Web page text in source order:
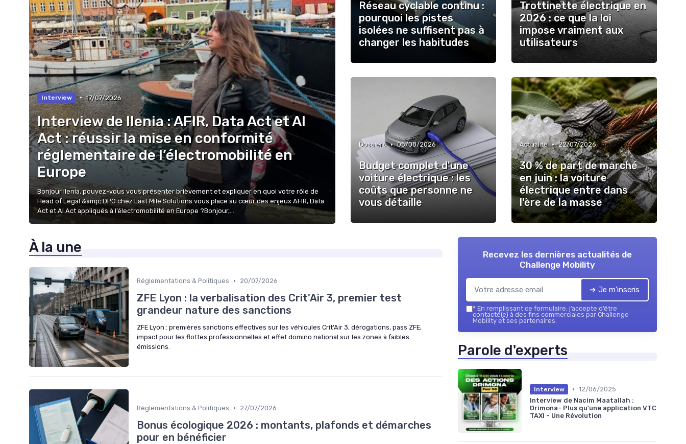
Interview • 17/07/2026
Interview de Ilenia : AFIR, Data Act et AI
Act : réussir la mise en conformité
réglementaire de l’électromobilité en
Europe
Bonjour Ilenia, pouvez-vous vous présenter brièvement et expliquer en quoi votre rôle de
Head of Legal &amp; DPO chez Last Mile Solutions vous place au cœur des enjeux AFIR, Data
Act et AI Act appliqués à l’électromobilité en Europe ?Bonjour,...
Réseau cyclable continu :
pourquoi les pistes
isolées ne suffisent pas à
changer les habitudes
Trottinette électrique en
2026 : ce que la loi
impose vraiment aux
utilisateurs
Dossiers • 05/08/2026
Budget complet d'une
voiture électrique : les
coûts que personne ne
vous détaille
Actualité • 22/07/2026
30 % de part de marché
en juin : la voiture
électrique entre dans
l'ère de la masse
À la une
Réglementations & Politiques • 20/07/2026
ZFE Lyon : la verbalisation des Crit'Air 3, premier test
grandeur nature des sanctions
ZFE Lyon : premières sanctions effectives sur les véhicules Crit'Air 3, dérogations, pass ZFE,
impact pour les flottes professionnelles et effet domino national sur les zones à faibles
émissions.
Réglementations & Politiques • 27/07/2026
Bonus écologique 2026 : montants, plafonds et démarches
pour en bénéficier
Recevez les dernières actualités de
Challenge Mobility
➔ Je m'inscris
* En remplissant ce formulaire, j’accepte d’être
contacté(e) à des fins commerciales par Challenge
Mobility et ses partenaires.
Parole d'experts
Interview • 12/06/2025
Interview de Nacim Maatallah :
Drimona- Plus qu'une application VTC
TAXI - Une Révolution